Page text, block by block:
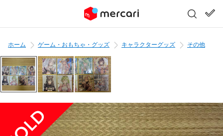
ホーム ゲーム・おもちゃ・グッズ キャラクターグッズ その他